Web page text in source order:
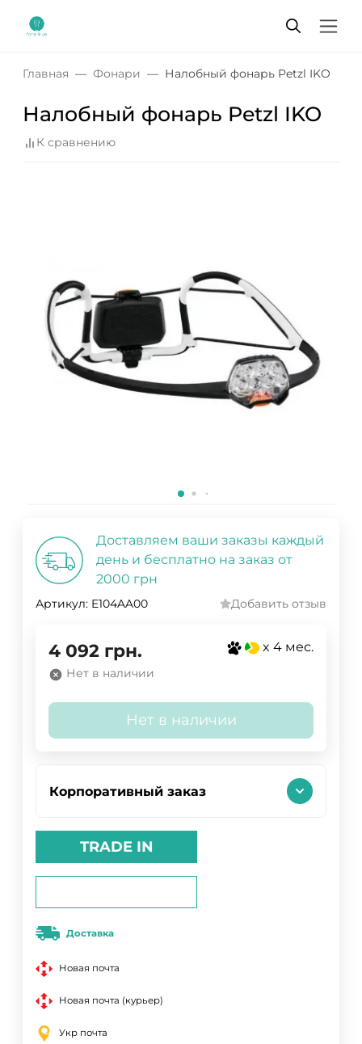
Главная Фонари Налобный фонарь Petzl IKO
Налобный фонарь Petzl IKO
К сравнению
Доставляем ваши заказы каждый
день и бесплатно на заказ от
2000 грн
Артикул: E104AA00 Добавить отзыв
4 092 грн. x 4 мес.
Нет в наличии
Нет в наличии
Корпоративный заказ
TRADE IN
Доставка
Новая почта
Новая почта (курьер)
Укр почта